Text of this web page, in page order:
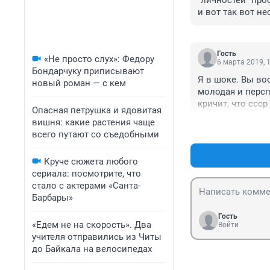
«Не просто слух»: Федору
Бондарчуку приписывают
новый роман — с кем
Опасная петрушка и ядовитая
вишня: какие растения чаще
всего путают со съедобными
Круче сюжета любого
сериала: посмотрите, что
стало с актерами «Санта-
Барбары»
«Едем не на скорость». Два
учителя отправились из Читы
до Байкала на велосипедах
и вот так вот
конференциях,
многое другое,
изнуряющих
любое
или та, что на
порадовались
готов
несмотря на
Меняйте свою
будете злыми,
Гость
6 марта 2019,
Я в шоке. Вы
молодая и
кричит, что
ничего не
был
комментариях,
поколение",
Гость
Войти